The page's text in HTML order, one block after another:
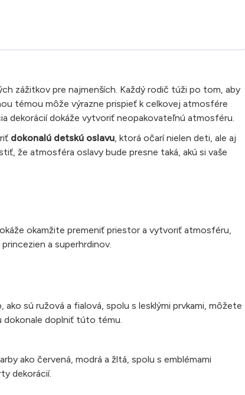
zážitkov pre najmenších. Každý rodič túži po tom, aby
témou môže výrazne prispieť k celkovej atmosfére
dekorácií dokáže vytvoriť neopakovateľnú atmosféru.
dokonalú detskú oslavu , ktorá očarí nielen deti, ale aj
že atmosféra oslavy bude presne taká, akú si vaše
okamžite premeniť priestor a vytvoriť atmosféru,
a superhrdinov.
sú ružová a fialová, spolu s lesklými prvkami, môžete
doplniť túto tému.
ako červená, modrá a žltá, spolu s emblémami
dekorácií.